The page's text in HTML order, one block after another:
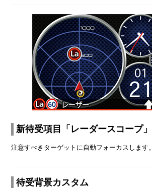
新待受項目「レーダースコープ」
注意すべきターゲットに自動フォーカスします。
待受背景カスタム